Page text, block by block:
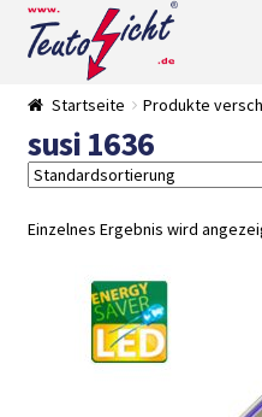
Zur
Navigation
springen
Springe
zum
Startseite Produkte
susi 1636
Einzelnes Ergebnis wird